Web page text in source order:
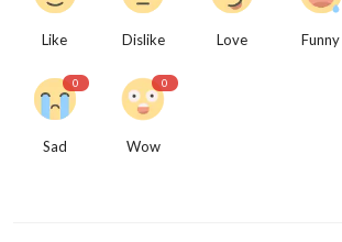
Like Dislike Love Funny
0
Sad
0
Wow